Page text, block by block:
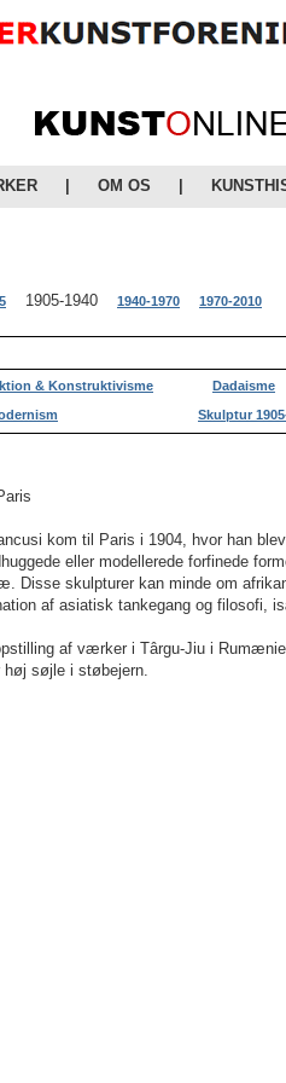
OM OS
1905-1940 1940-1970 1970-2010
& Konstruktivisme Dadaisme
Skulptur
kom til Paris i 1904, hvor han
eller modellerede forfinede
Disse skulpturer kan minde om
af asiatisk tankegang og
af værker i Târgu-Jiu i
høj søjle i støbejern.